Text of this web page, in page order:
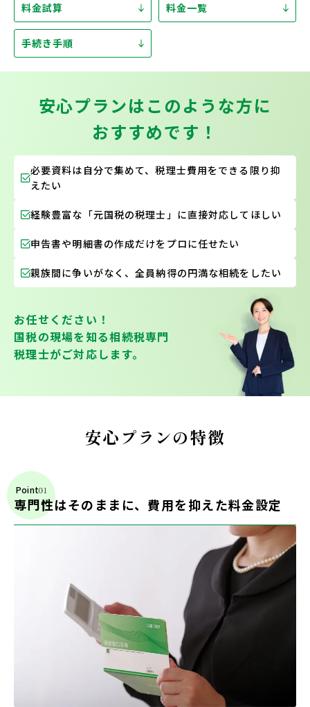
料金試算 料金一覧
手続き手順
安心プランはこのような方に
おすすめです！
必要資料は自分で集めて、税理士費用をできる限り抑
えたい
経験豊富な「元国税の税理士」に直接対応してほしい
申告書や明細書の作成だけをプロに任せたい
親族間に争いがなく、全員納得の円満な相続をしたい
お任せください！
国税の現場を知る相続税専門
税理士がご対応します。
安心プランの特徴
Point
専門性はそのままに、費用を抑えた料金設定